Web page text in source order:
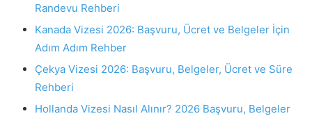
Randevu Rehberi
Kanada Vizesi 2026: Başvuru, Ücret ve Belgeler İçin
Adım Adım Rehber
Çekya Vizesi 2026: Başvuru, Belgeler, Ücret ve Süre
Rehberi
Hollanda Vizesi Nasıl Alınır? 2026 Başvuru, Belgeler